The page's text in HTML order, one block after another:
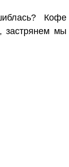
Кофе
застрянем мы